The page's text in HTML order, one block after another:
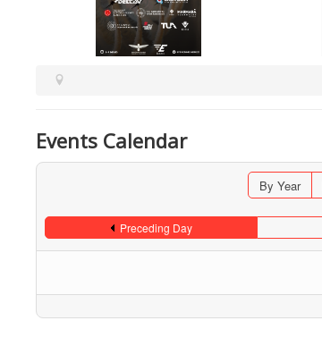
Events Calendar
By Year
Preceding Day